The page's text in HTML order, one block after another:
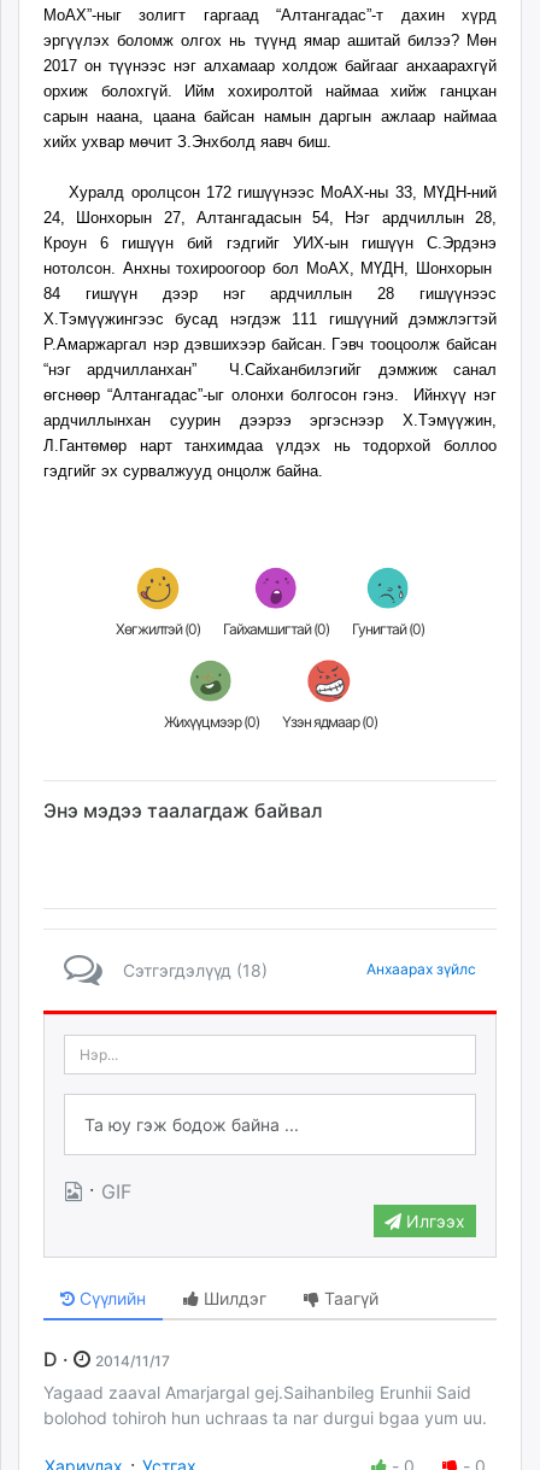
МоАХ”-ныг золигт гаргаад “Алтангадас”-т дахин хүрд
эргүүлэх боломж олгох нь түүнд ямар ашитай билээ? Мөн
2017 он түүнээс нэг алхамаар холдож байгааг анхаарахгүй
орхиж болохгүй. Ийм хохиролтой наймаа хийж ганцхан
сарын наана, цаана байсан намын даргын ажлаар наймаа
хийх ухвар мөчит З.Энхболд яавч биш.
Хуралд оролцсон 172 гишүүнээс МоАХ-ны 33, МҮДН-ний
24, Шонхорын 27, Алтангадасын 54, Нэг ардчиллын 28,
Кроун 6 гишүүн бий гэдгийг УИХ-ын гишүүн С.Эрдэнэ
нотолсон. Анхны тохироогоор бол МоАХ, МҮДН, Шонхорын
84 гишүүн дээр нэг ардчиллын 28 гишүүнээс
Х.Тэмүүжингээс бусад нэгдэж 111 гишүүний дэмжлэгтэй
Р.Амаржаргал нэр дэвшихээр байсан. Гэвч тооцоолж байсан
“нэг ардчилланхан” Ч.Сайханбилэгийг дэмжиж санал
өгснөөр “Алтангадас”-ыг олонхи болгосон гэнэ. Ийнхүү нэг
ардчиллынхан суурин дээрээ эргэснээр Х.Тэмүүжин,
Л.Гантөмөр нарт танхимдаа үлдэх нь тодорхой боллоо
гэдгийг эх сурвалжууд онцолж байна.
Хөгжилтэй (0) Гайхамшигтай (0) Гунигтай (0)
Жихүүцмээр (0) Үзэн ядмаар (0)
Энэ мэдээ таалагдаж байвал
Сэтгэгдэлүүд (18) Анхаарах зүйлс
· GIF
Илгээх
Сүүлийн Шилдэг Таагүй
D · 2014/11/17
Yagaad zaaval Amarjargal gej.Saihanbileg Erunhii Said
bolohod tohiroh hun uchraas ta nar durgui bgaa yum uu.
Хариулах · Устгах - 0 - 0